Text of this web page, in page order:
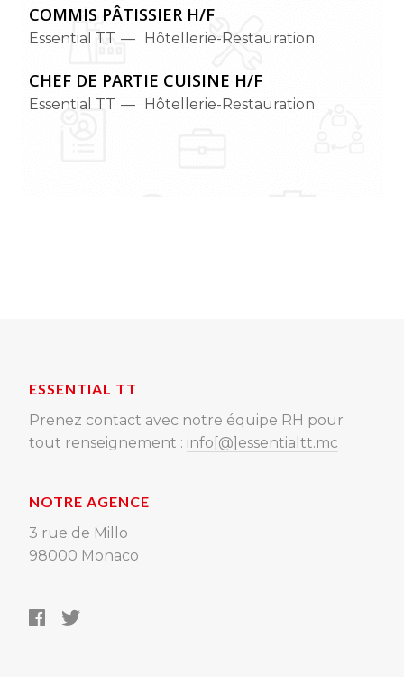
COMMIS PÂTISSIER H/F
Essential TT Hôtellerie-Restauration
CHEF DE PARTIE CUISINE H/F
Essential TT Hôtellerie-Restauration
ESSENTIAL TT
Prenez contact avec notre équipe RH pour
tout renseignement : info[@]essentialtt.mc
NOTRE AGENCE
3 rue de Millo
98000 Monaco